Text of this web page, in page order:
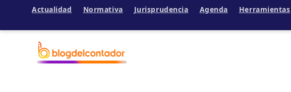
Actualidad Normativa Jurisprudencia Agenda Herramientas